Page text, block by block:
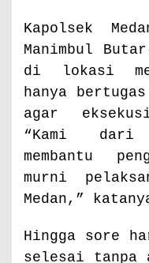
Kapolsek
Manimbul
di lokasi
hanya bertugas
agar
“Kami dari
membantu
murni
Medan,”
Hingga sore
selesai tanpa